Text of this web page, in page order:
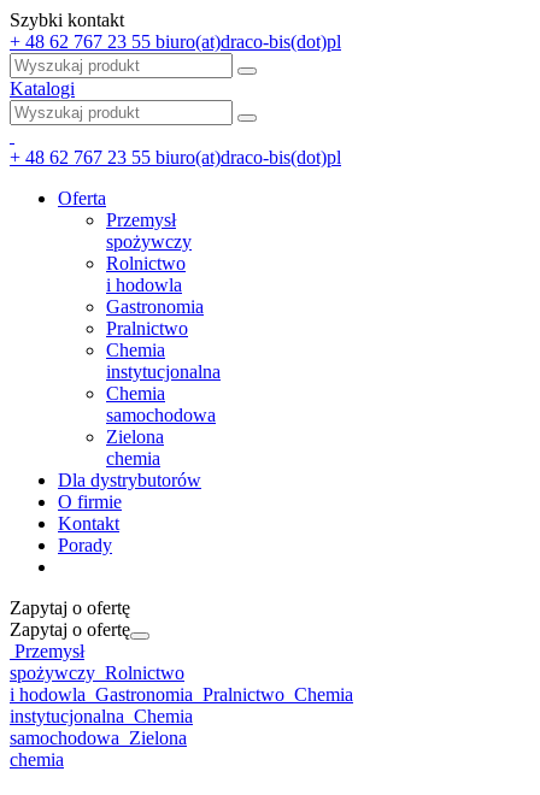
Szybki kontakt
+ 48 62 767 23 55 biuro(at)draco-bis(dot)pl
Katalogi
+ 48 62 767 23 55 biuro(at)draco-bis(dot)pl
Oferta
Przemysł
spożywczy
Rolnictwo
i hodowla
Gastronomia
Pralnictwo
Chemia
instytucjonalna
Chemia
samochodowa
Zielona
chemia
Dla dystrybutorów
O firmie
Kontakt
Porady
Zapytaj o ofertę
Zapytaj o ofertę
Przemysł
spożywczy Rolnictwo
i hodowla Gastronomia Pralnictwo Chemia
instytucjonalna Chemia
samochodowa Zielona
chemia